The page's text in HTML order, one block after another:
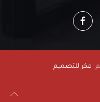
فكر للتصميم